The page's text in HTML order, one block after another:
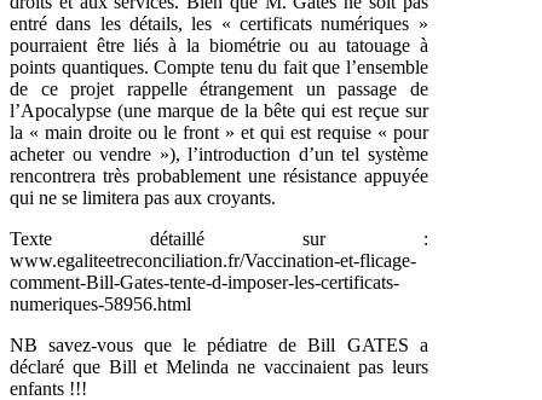
entré dans les détails, les « certificats numériques »
pourraient être liés à la biométrie ou au tatouage à
points quantiques. Compte tenu du fait que l’ensemble
de ce projet rappelle étrangement un passage de
l’Apocalypse (une marque de la bête qui est reçue sur
la « main droite ou le front » et qui est requise « pour
acheter ou vendre »), l’introduction d’un tel système
rencontrera très probablement une résistance appuyée
qui ne se limitera pas aux croyants.
Texte détaillé sur :
www.egaliteetreconciliation.fr/Vaccination-et-flicage-
comment-Bill-Gates-tente-d-imposer-les-certificats-
numeriques-58956.html
NB savez-vous que le pédiatre de Bill GATES a
déclaré que Bill et Melinda ne vaccinaient pas leurs
enfants !!!